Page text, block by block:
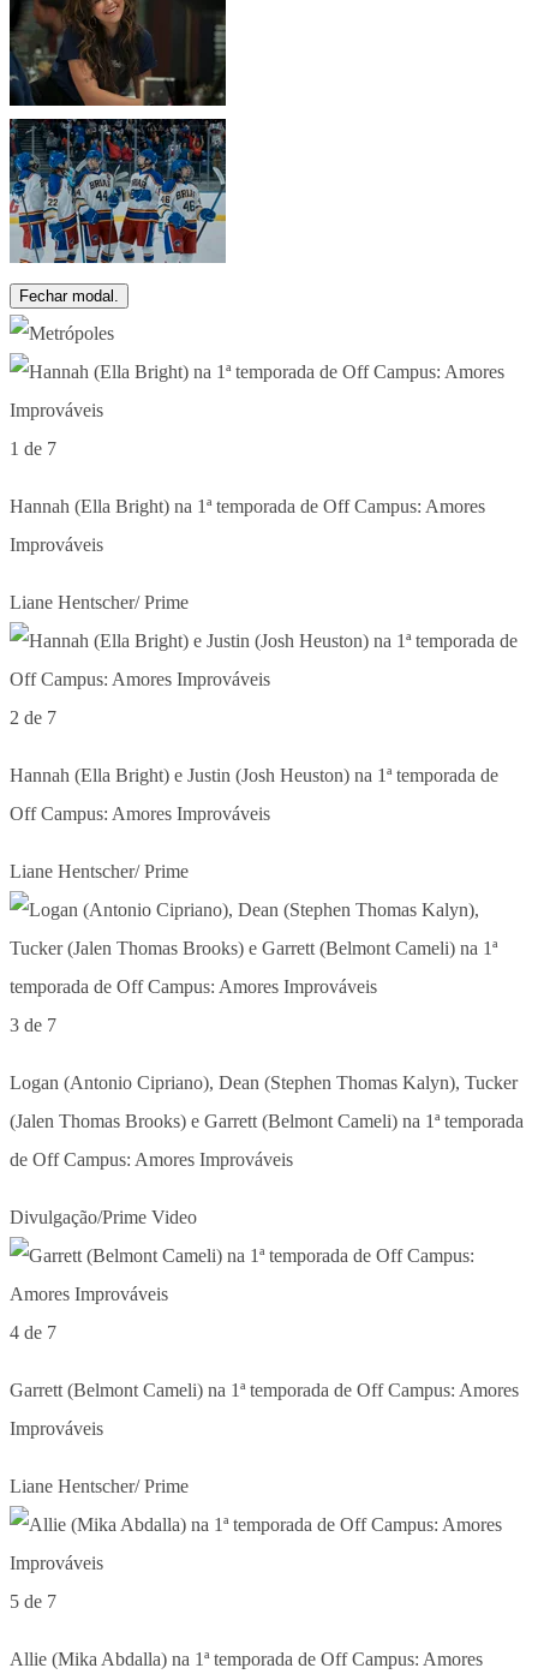
Fechar modal.
1 de 7
Hannah (Ella Bright) na 1ª temporada de Off Campus: Amores
Improváveis
Liane Hentscher/ Prime
2 de 7
Hannah (Ella Bright) e Justin (Josh Heuston) na 1ª temporada de
Off Campus: Amores Improváveis
Liane Hentscher/ Prime
3 de 7
Logan (Antonio Cipriano), Dean (Stephen Thomas Kalyn), Tucker
(Jalen Thomas Brooks) e Garrett (Belmont Cameli) na 1ª temporada
de Off Campus: Amores Improváveis
Divulgação/Prime Video
4 de 7
Garrett (Belmont Cameli) na 1ª temporada de Off Campus: Amores
Improváveis
Liane Hentscher/ Prime
5 de 7
Allie (Mika Abdalla) na 1ª temporada de Off Campus: Amores